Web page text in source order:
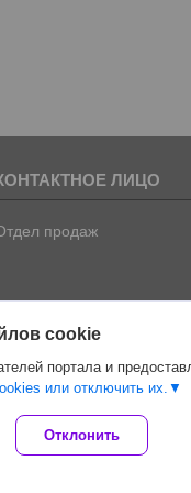
продаж
Deal.by
файлов cookies
cookie
портала и
или отключить их.
Отклонить